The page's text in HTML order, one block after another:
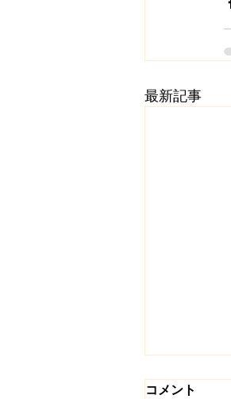
最新記事
コメント